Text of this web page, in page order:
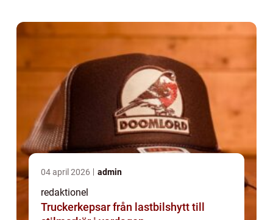
04 april 2026 admin
redaktionel
Truckerkepsar från lastbilshytt till